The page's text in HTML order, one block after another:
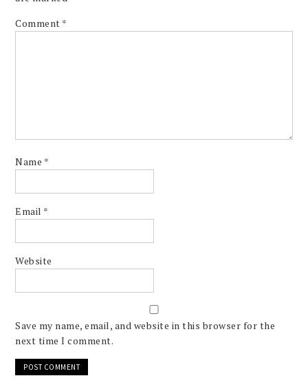
Comment *
Name *
Email *
Website
Save my name, email, and website in this browser for the
next time I comment.